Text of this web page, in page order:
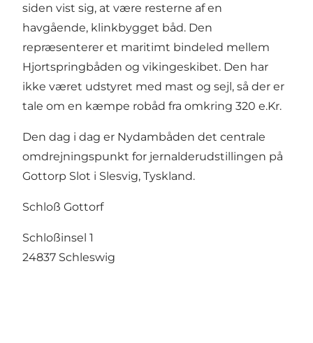
siden vist sig, at være resterne af en
havgående, klinkbygget båd. Den
repræsenterer et maritimt bindeled mellem
Hjortspringbåden og vikingeskibet. Den har
ikke været udstyret med mast og sejl, så der er
tale om en kæmpe robåd fra omkring 320 e.Kr.
Den dag i dag er Nydambåden det centrale
omdrejningspunkt for jernalderudstillingen på
Gottorp Slot i Slesvig, Tyskland.
Schloß Gottorf
Schloßinsel 1
24837 Schleswig